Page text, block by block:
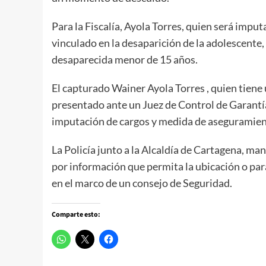
Para la Fiscalía, Ayola Torres, quien será
vinculado en la desaparición de la
desaparecida menor de 15 años.
El capturado Wainer Ayola Torres , quien
presentado ante un Juez de Control de
imputación de cargos y medida de
La Policía junto a la Alcaldía de Cartagena,
por información que permita la ubicación o
en el marco de un consejo de Seguridad.
Comparte esto: